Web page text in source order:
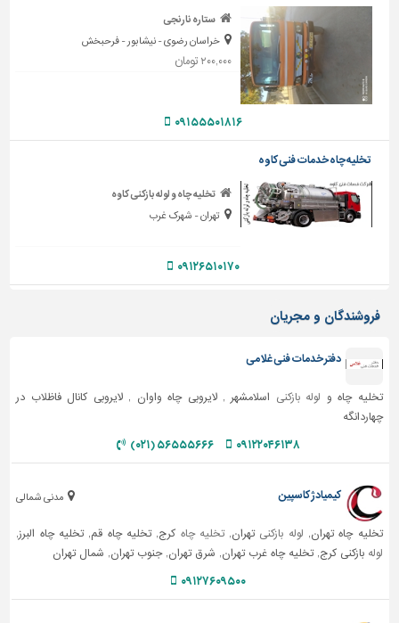
تاسیسات
ساختمان
شهرسازی،
ترافیک
سازه
سایر
ستاره نارنجی
خراسان رضوی - نیشابور - فرحبخش
۲۰۰,۰۰۰ تومان
۰۹۱۵۵۵۰۱۸۱۶
تخلیه چاه خدمات فنی کاوه
تخلیه چاه و لوله بازکنی کاوه
تهران - شهرک غرب
۰۹۱۲۶۵۱۰۱۷۰
فروشندگان و مجریان
دفتر خدمات فنی غلامی
تخلیه چاه و لوله بازکنی اسلامشهر , لایروبی چاه واوان , لایروبی کانال فاظلاب در
چهاردانگه
۰۹۱۲۲۰۴۶۱۳۸ ۵۶۵۵۵۶۶۶ (۰۲۱)
مدنی شمالی کیمیادژ کاسپین
تخلیه چاه تهران, لوله بازکنی تهران,تخلیه چاه کرج, تخلیه چاه قم, تخلیه چاه البرز,
لوله بازکنی کرج, تخلیه چاه غرب تهران, شرق تهران, جنوب تهران, شمال تهران
۰۹۱۲۷۶۰۹۵۰۰